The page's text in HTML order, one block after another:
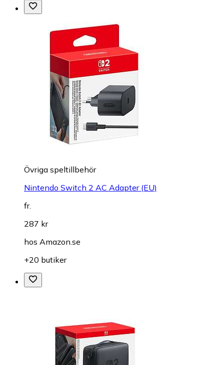
Övriga speltillbehör
Nintendo Switch 2 AC Adapter (EU)
fr.
287 kr
hos Amazon.se
+20 butiker